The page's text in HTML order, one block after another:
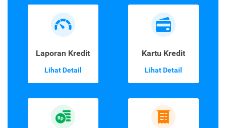
Laporan Kredit
Lihat Detail
Kartu Kredit
Lihat Detail